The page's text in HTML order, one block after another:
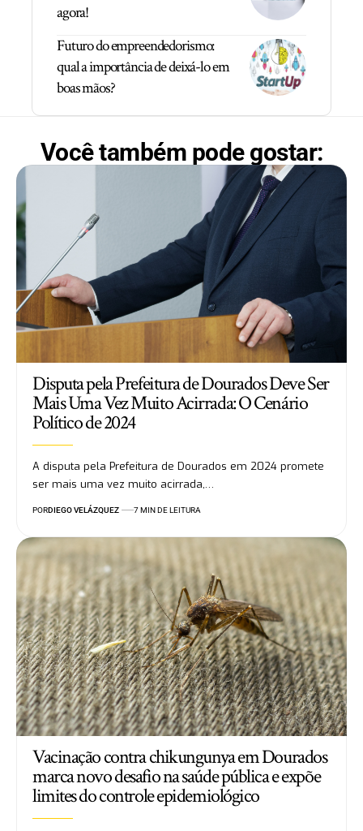
agora!
Futuro do empreendedorismo:
qual a importância de deixá-lo em
boas mãos?
Você também pode gostar:
Disputa pela Prefeitura de Dourados Deve Ser
Mais Uma Vez Muito Acirrada: O Cenário
Político de 2024
A disputa pela Prefeitura de Dourados em 2024 promete
ser mais uma vez muito acirrada,…
PORDIEGO VELÁZQUEZ 7 MIN DE LEITURA
Vacinação contra chikungunya em Dourados
marca novo desafio na saúde pública e expõe
limites do controle epidemiológico